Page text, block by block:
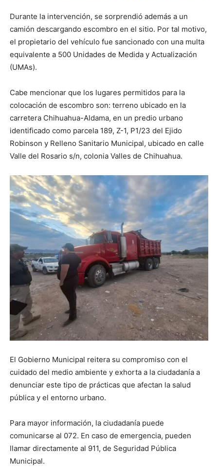
Durante la intervención, se sorprendió además a un
camión descargando escombro en el sitio. Por tal motivo,
el propietario del vehículo fue sancionado con una multa
equivalente a 500 Unidades de Medida y Actualización
(UMAs).
Cabe mencionar que los lugares permitidos para la
colocación de escombro son: terreno ubicado en la
carretera Chihuahua-Aldama, en un predio urbano
identificado como parcela 189, Z-1, P1/23 del Ejido
Robinson y Relleno Sanitario Municipal, ubicado en calle
Valle del Rosario s/n, colonia Valles de Chihuahua.
El Gobierno Municipal reitera su compromiso con el
cuidado del medio ambiente y exhorta a la ciudadanía a
denunciar este tipo de prácticas que afectan la salud
pública y el entorno urbano.
Para mayor información, la ciudadanía puede
comunicarse al 072. En caso de emergencia, pueden
llamar directamente al 911, de Seguridad Pública
Municipal.